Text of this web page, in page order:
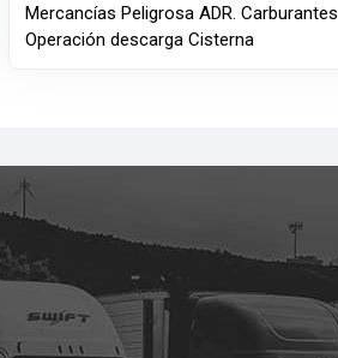
Mercancías Peligrosa ADR. Carburantes
Operación descarga Cisterna